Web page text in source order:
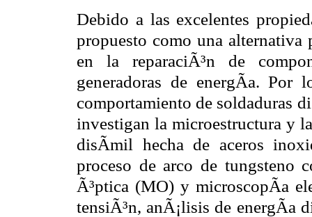
Debido a las excelentes
propuesto como una
en la reparaciÃ³n de
generadoras de energÃ­a.
comportamiento de soldaduras
investigan la microestructura y
disÃ­mil hecha de aceros
proceso de arco de tungsteno
Ã³ptica (MO) y microscopÃ­a
tensiÃ³n, anÃ¡lisis de energÃ­a